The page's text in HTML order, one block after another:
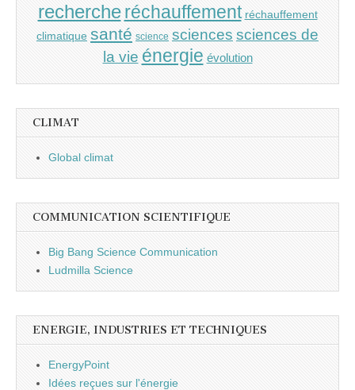
recherche réchauffement réchauffement
climatique santé science sciences sciences de
la vie énergie évolution
CLIMAT
Global climat
COMMUNICATION SCIENTIFIQUE
Big Bang Science Communication
Ludmilla Science
ENERGIE, INDUSTRIES ET TECHNIQUES
EnergyPoint
Idées reçues sur l'énergie